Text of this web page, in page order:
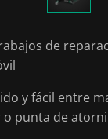
de
y fácil entre
o punta de